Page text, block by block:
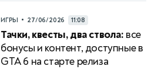
ИГРЫ • 27/06/2026 11:08
Тачки, квесты, два ствола: все
бонусы и контент, доступные в
GTA 6 на старте релиза